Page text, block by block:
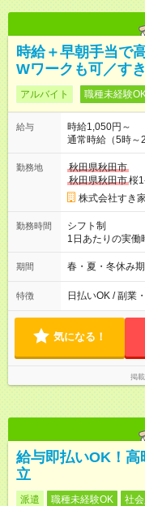
時給＋早朝手当で
Wワークも可／す
アルバイト 職種未経験
給与
時給1,050円～
通常時給（5時～22時）：1050
00-9：00）時給+150円 【試用期間】試用期
長さ：1ヶ月 雇
の実態は30日（
させていただき
勤務地
秋田県秋田市
秋田県秋田市桜
株式会社すき家
勤務時間
シフト制
1日あたりの実働
日～・1日2h～
期間 春・夏・冬休み
特徴 日払いOK / 副業
気になる！
掲
給与即払いOK！高
立
派遣 職種未経験OK 社